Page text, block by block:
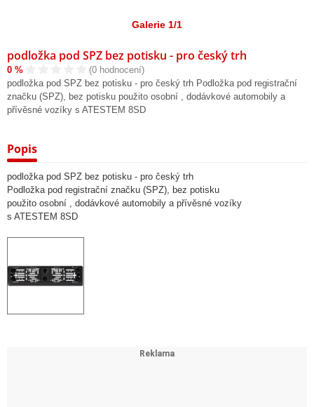
Galerie 1/1
podložka pod SPZ bez potisku - pro český trh
0 %
(0 hodnocení)
podložka pod SPZ bez potisku - pro český trh Podložka pod registrační
značku (SPZ), bez potisku použito osobní , dodávkové automobily a
přívěsné vozíky s ATESTEM 8SD
Popis
podložka pod SPZ bez potisku - pro český trh
Podložka pod registrační značku (SPZ), bez potisku
použito osobní , dodávkové automobily a přívěsné vozíky
s ATESTEM 8SD